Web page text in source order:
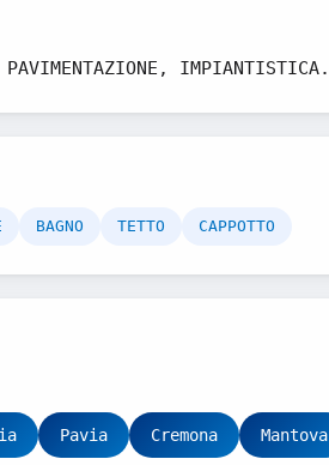
PAVIMENTAZIONE, IMPIANTISTICA.
BAGNO TETTO CAPPOTTO
Pavia Cremona Mantova